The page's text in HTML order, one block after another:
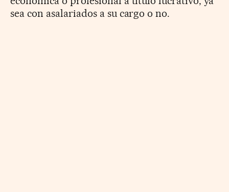
sea con asalariados a su cargo o no.